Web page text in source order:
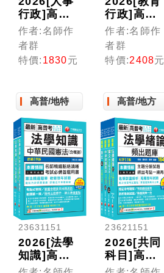
行政]高考
三級/地方
三等課文版
套書：名師
針對重要考
握考科要
義，加深記
憶
作者:名師作
者群
特價: 1830元
行政]高考
三級/地方
三等課文版
套書：關鍵
考題一網打
掌握命題趨
勢
作者:名師作
者群
特價:2408元
高普/地特
23631151
2026[法學
知識]高普
考／地方三
高普/地方
23621151
2026[共同
科目]高普
考/地方三